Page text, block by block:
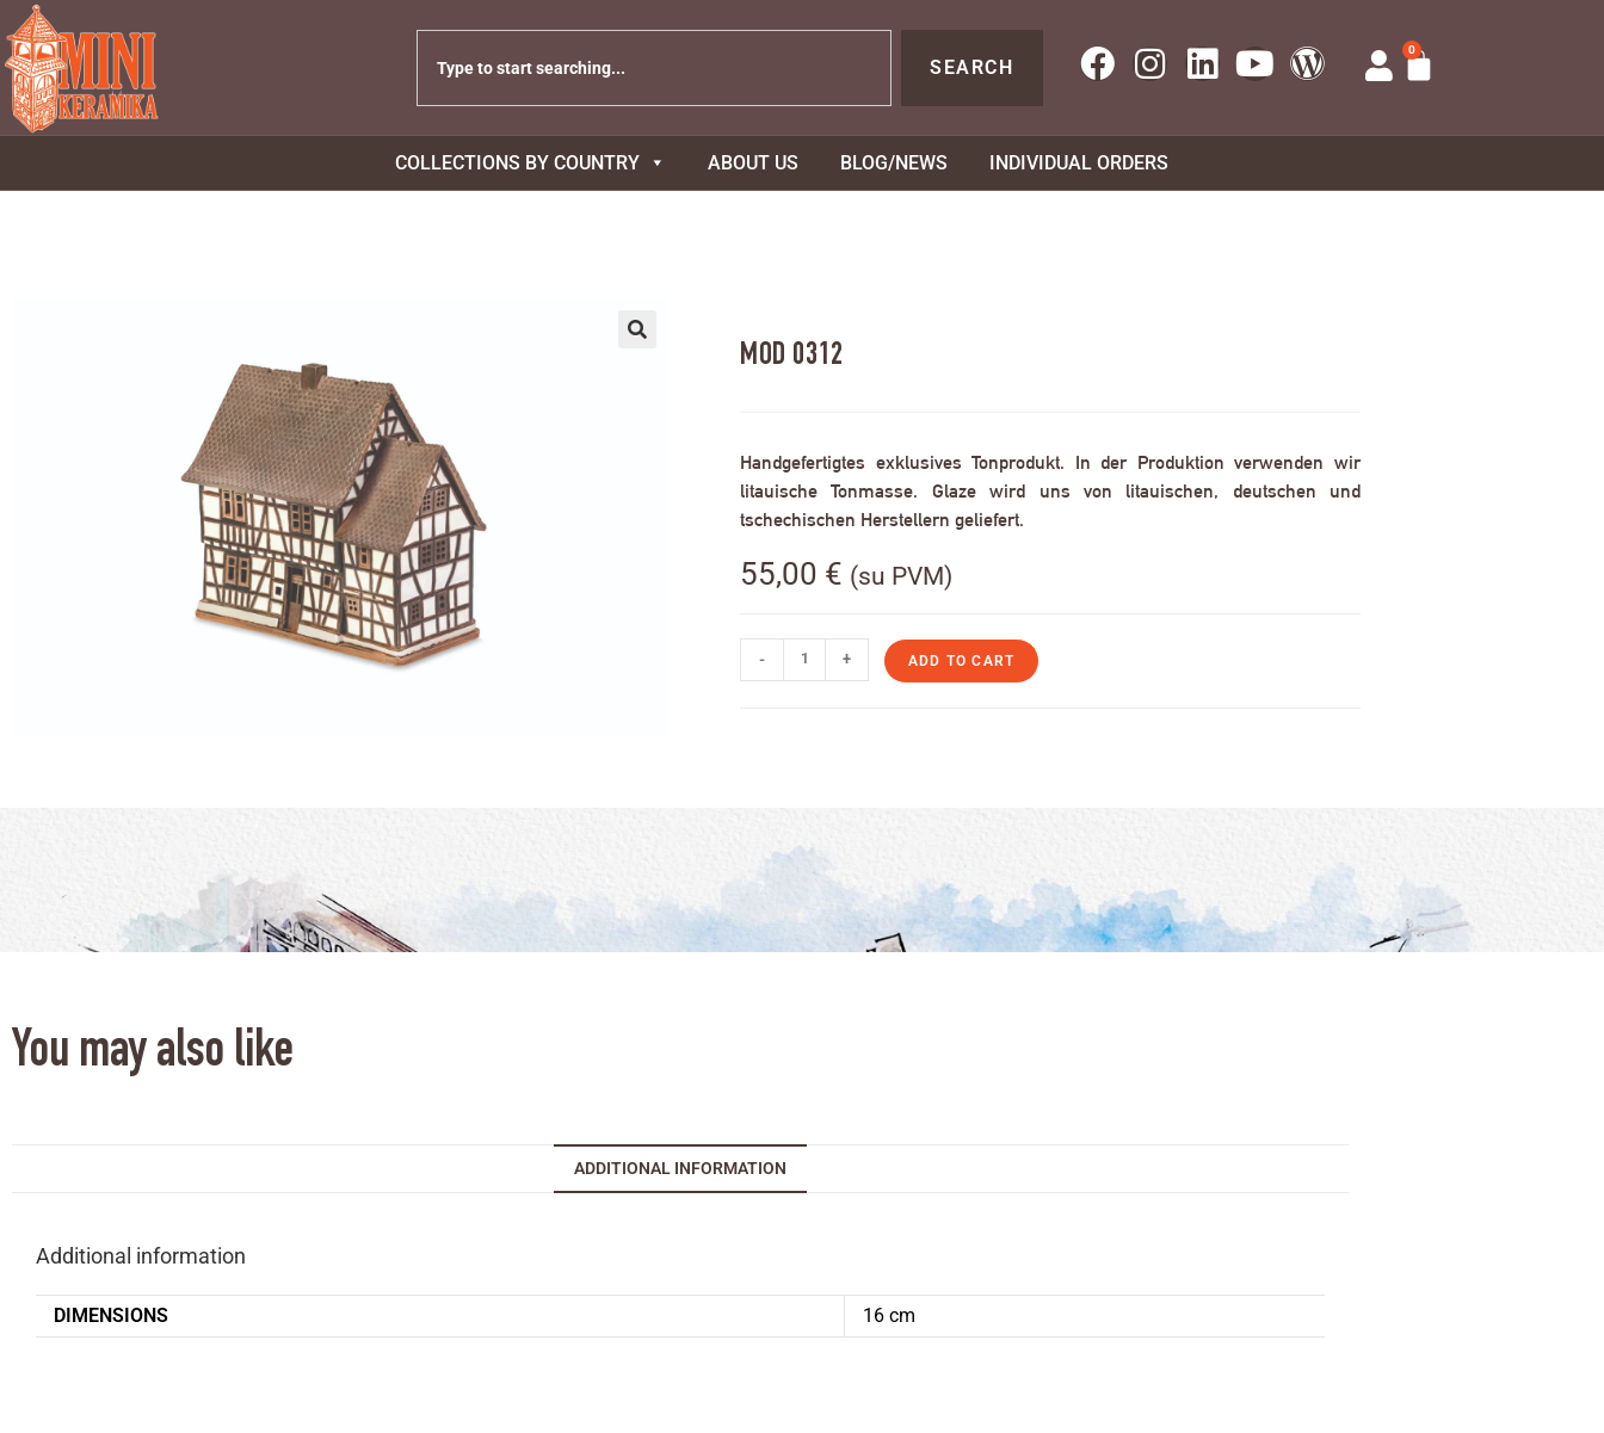
SEARCH
0
COLLECTIONS BY COUNTRY ABOUT US BLOG/NEWS INDIVIDUAL ORDERS
MOD 0312
Handgefertigtes exklusives Tonprodukt. In der Produktion verwenden wir
litauische Tonmasse. Glaze wird uns von litauischen, deutschen und
tschechischen Herstellern geliefert.
55,00 € (su PVM)
- + ADD TO CART
You may also like
ADDITIONAL INFORMATION
Additional information
DIMENSIONS 16 cm